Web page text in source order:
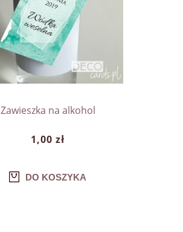
Zawieszka na alkohol
1,00 zł
DO KOSZYKA